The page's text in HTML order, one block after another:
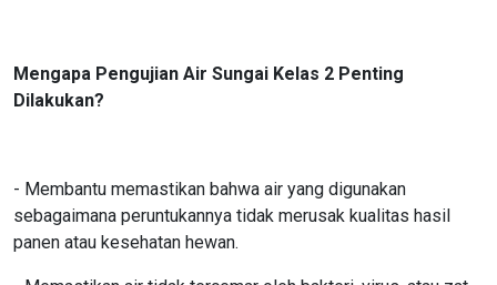
Mengapa Pengujian Air Sungai Kelas 2 Penting
Dilakukan?
- Membantu memastikan bahwa air yang digunakan
sebagaimana peruntukannya tidak merusak kualitas hasil
panen atau kesehatan hewan.